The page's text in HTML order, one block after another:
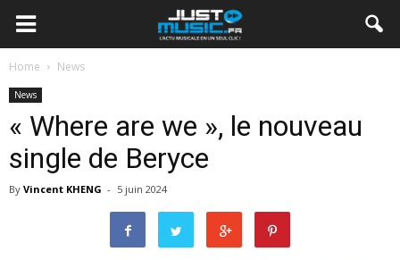
Home News
News
« Where are we », le nouveau
single de Beryce
By Vincent KHENG - 5 juin 2024